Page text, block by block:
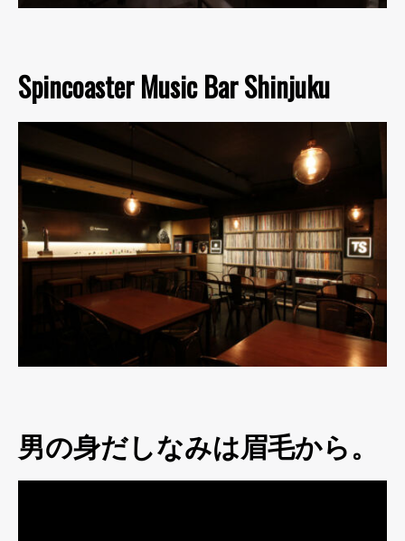
Spincoaster Music Bar Shinjuku
男の身だしなみは眉毛から。